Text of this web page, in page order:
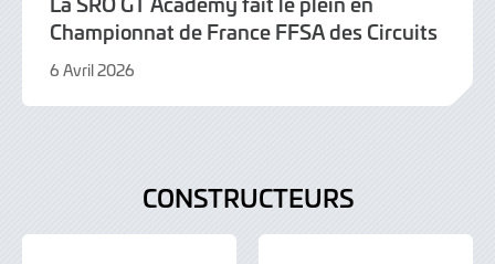
Championnat de France FFSA des Circuits
6 Avril 2026
Avril
CONSTRUCTEURS